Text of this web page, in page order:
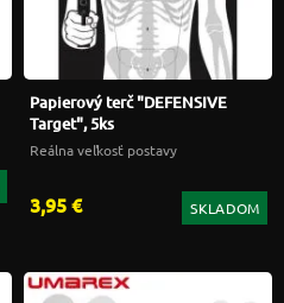
Papierový terč "DEFENSIVE
Target", 5ks
Reálna veľkosť postavy
3,95 € SKLADOM